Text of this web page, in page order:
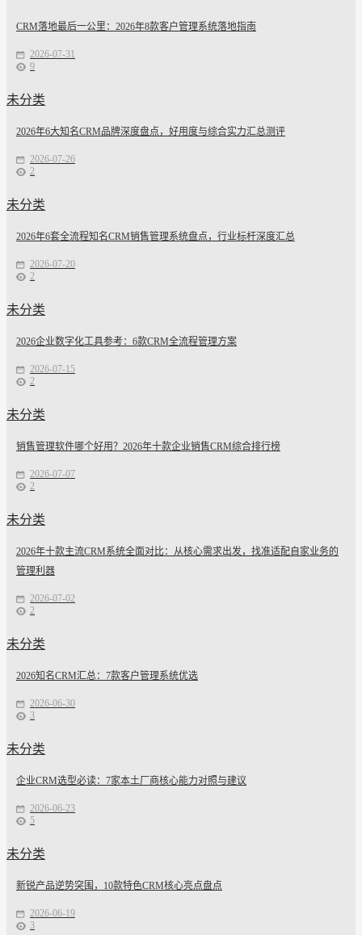
CRM落地最后一公里：2026年8款客户管理系统落地指南
2026-07-31
9
未分类
2026年6大知名CRM品牌深度盘点，好用度与综合实力汇总测评
2026-07-26
2
未分类
2026年6套全流程知名CRM销售管理系统盘点，行业标杆深度汇总
2026-07-20
2
未分类
2026企业数字化工具参考：6款CRM全流程管理方案
2026-07-15
2
未分类
销售管理软件哪个好用？2026年十款企业销售CRM综合排行榜
2026-07-07
2
未分类
2026年十款主流CRM系统全面对比：从核心需求出发，找准适配自家业务的
管理利器
2026-07-02
2
未分类
2026知名CRM汇总：7款客户管理系统优选
2026-06-30
3
未分类
企业CRM选型必读：7家本土厂商核心能力对照与建议
2026-06-23
5
未分类
新锐产品逆势突围，10款特色CRM核心亮点盘点
2026-06-19
3